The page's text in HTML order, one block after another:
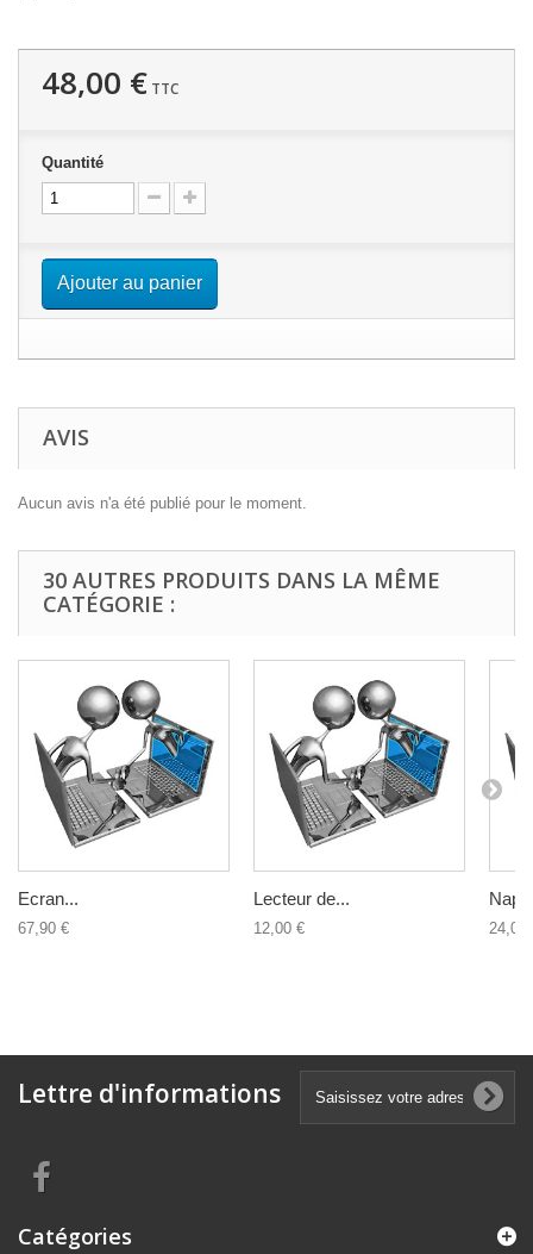
48,00 € TTC
Quantité
Ajouter au panier
AVIS
Aucun avis n'a été publié pour le moment.
30 AUTRES PRODUITS DANS LA MÊME
CATÉGORIE :
Ecran...
67,90 €
Lecteur de...
12,00 € 24,00
Lettre d'informations
Catégories